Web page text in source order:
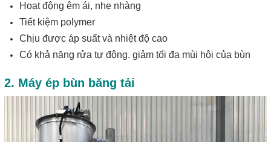
Hoạt động êm ái, nhẹ nhàng
Tiết kiệm polymer
Chịu được áp suất và nhiệt độ cao
Có khả năng rửa tự động. giảm tối đa mùi hôi của bùn
2. Máy ép bùn băng tải